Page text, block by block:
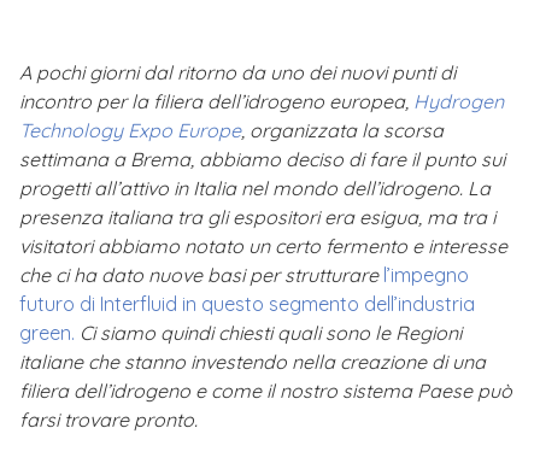
A pochi giorni dal ritorno da uno dei nuovi punti di
incontro per la filiera dell’idrogeno europea, Hydrogen
Technology Expo Europe, organizzata la scorsa
settimana a Brema, abbiamo deciso di fare il punto sui
progetti all’attivo in Italia nel mondo dell’idrogeno. La
presenza italiana tra gli espositori era esigua, ma tra i
visitatori abbiamo notato un certo fermento e interesse
che ci ha dato nuove basi per strutturare l’impegno
futuro di Interfluid in questo segmento dell’industria
green. Ci siamo quindi chiesti quali sono le Regioni
italiane che stanno investendo nella creazione di una
filiera dell’idrogeno e come il nostro sistema Paese può
farsi trovare pronto.